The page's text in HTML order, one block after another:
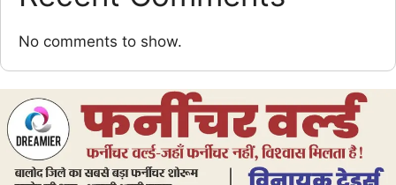
No comments to show.